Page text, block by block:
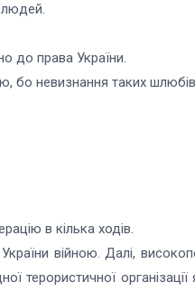
людей.
до права України.
бо невизнання таких
в кілька ходів.
України війною. Далі,
терористичної